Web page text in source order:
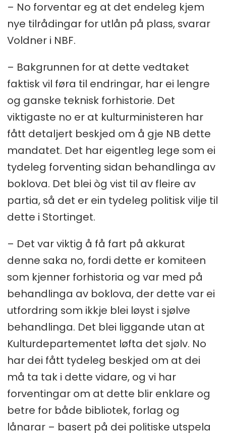
– No forventar eg at det endeleg kjem
nye tilrådingar for utlån på plass, svarar
Voldner i NBF.
– Bakgrunnen for at dette vedtaket
faktisk vil føra til endringar, har ei lengre
og ganske teknisk forhistorie. Det
viktigaste no er at kulturministeren har
fått detaljert beskjed om å gje NB dette
mandatet. Det har eigentleg lege som ei
tydeleg forventing sidan behandlinga av
boklova. Det blei òg vist til av fleire av
partia, så det er ein tydeleg politisk vilje til
dette i Stortinget.
– Det var viktig å få fart på akkurat
denne saka no, fordi dette er komiteen
som kjenner forhistoria og var med på
behandlinga av boklova, der dette var ei
utfordring som ikkje blei løyst i sjølve
behandlinga. Det blei liggande utan at
Kulturdepartementet løfta det sjølv. No
har dei fått tydeleg beskjed om at dei
må ta tak i dette vidare, og vi har
forventingar om at dette blir enklare og
betre for både bibliotek, forlag og
lånarar – basert på dei politiske utspela